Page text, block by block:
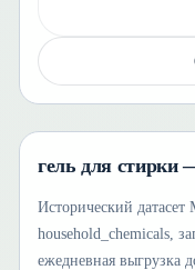
гель для стирки
Исторический
household_chemicals,
ежедневная выгрузка